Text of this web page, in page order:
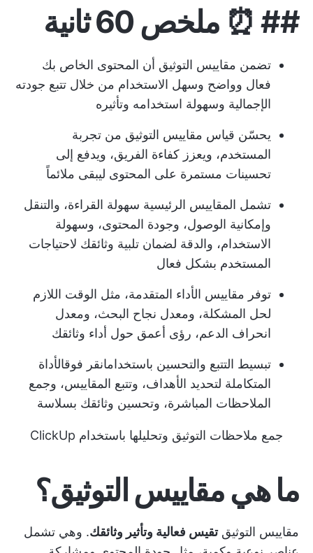
## ⏰ ملخص 60 ثانية
تضمن مقاييس التوثيق أن المحتوى الخاص بك
فعال وواضح وسهل الاستخدام من خلال تتبع جودته
الإجمالية وسهولة استخدامه وتأثيره
يحسّن قياس مقاييس التوثيق من تجربة
المستخدم، ويعزز كفاءة الفريق، ويدفع إلى
تحسينات مستمرة على المحتوى ليبقى ملائماً
تشمل المقاييس الرئيسية سهولة القراءة، والتنقل
وإمكانية الوصول، وجودة المحتوى، وسهولة
الاستخدام، والدقة لضمان تلبية وثائقك لاحتياجات
المستخدم بشكل فعال
توفر مقاييس الأداء المتقدمة، مثل الوقت اللازم
لحل المشكلة، ومعدل نجاح البحث، ومعدل
انحراف الدعم، رؤى أعمق حول أداء وثائقك
تبسيط التتبع والتحسين باستخدامانقر فوقالأداة
المتكاملة لتحديد الأهداف، وتتبع المقاييس، وجمع
الملاحظات المباشرة، وتحسين وثائقك بسلاسة
جمع ملاحظات التوثيق وتحليلها باستخدام ClickUp
ما هي مقاييس التوثيق؟
مقاييس التوثيقتقيس فعالية وتأثير وثائقك. وهي تشمل